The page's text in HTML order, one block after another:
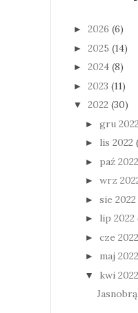
► 2026 (6)
► 2025 (14)
► 2024 (8)
► 2023 (11)
▼ 2022 (30)
► gru 2022
► lis 2022
► paź 2022
► wrz
► sie 2022
► lip 2022
► cze 2022
► maj 2022
▼ kwi 2022